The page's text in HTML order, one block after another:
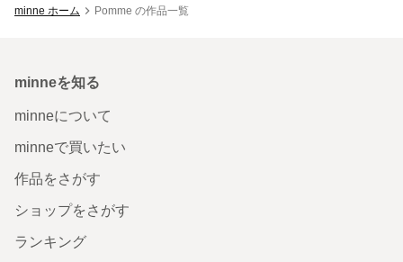
minne ホーム Pomme の作品一覧
minneを知る
minneについて
minneで買いたい
作品をさがす
ショップをさがす
ランキング